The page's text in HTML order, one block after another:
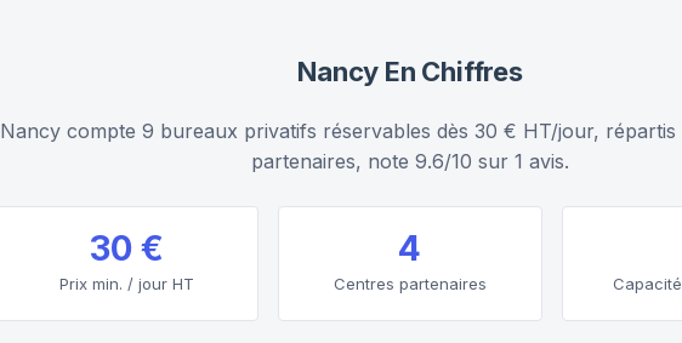
Nancy En Chiffres
Nancy compte 9 bureaux privatifs réservables dès 30 € HT/jour,
partenaires, note 9.6/10 sur 1 avis.
30 €
Prix min. / jour HT
4
Centres partenaires